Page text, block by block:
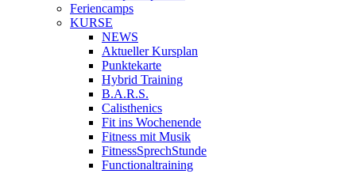
Feriencamps
KURSE
NEWS
Aktueller Kursplan
Punktekarte
Hybrid Training
B.A.R.S.
Calisthenics
Fit ins Wochenende
Fitness mit Musik
FitnessSprechStunde
Functionaltraining